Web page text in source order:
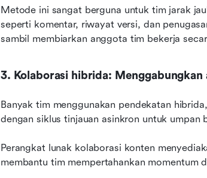
Metode ini sangat berguna untuk tim jarak
seperti komentar, riwayat versi, dan
sambil membiarkan anggota tim bekerja
3. Kolaborasi hibrida:
Banyak tim menggunakan pendekatan
dengan siklus tinjauan asinkron untuk umpan
Perangkat lunak kolaborasi konten
membantu tim mempertahankan momentum